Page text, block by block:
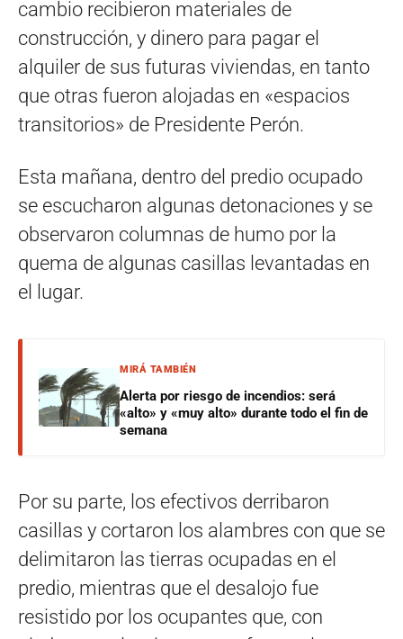
cambio recibieron materiales de
construcción, y dinero para pagar el
alquiler de sus futuras viviendas, en tanto
que otras fueron alojadas en «espacios
transitorios» de Presidente Perón.
Esta mañana, dentro del predio ocupado
se escucharon algunas detonaciones y se
observaron columnas de humo por la
quema de algunas casillas levantadas en
el lugar.
MIRÁ TAMBIÉN
Alerta por riesgo de incendios: será
«alto» y «muy alto» durante todo el fin de
semana
Por su parte, los efectivos derribaron
casillas y cortaron los alambres con que se
delimitaron las tierras ocupadas en el
predio, mientras que el desalojo fue
resistido por los ocupantes que, con